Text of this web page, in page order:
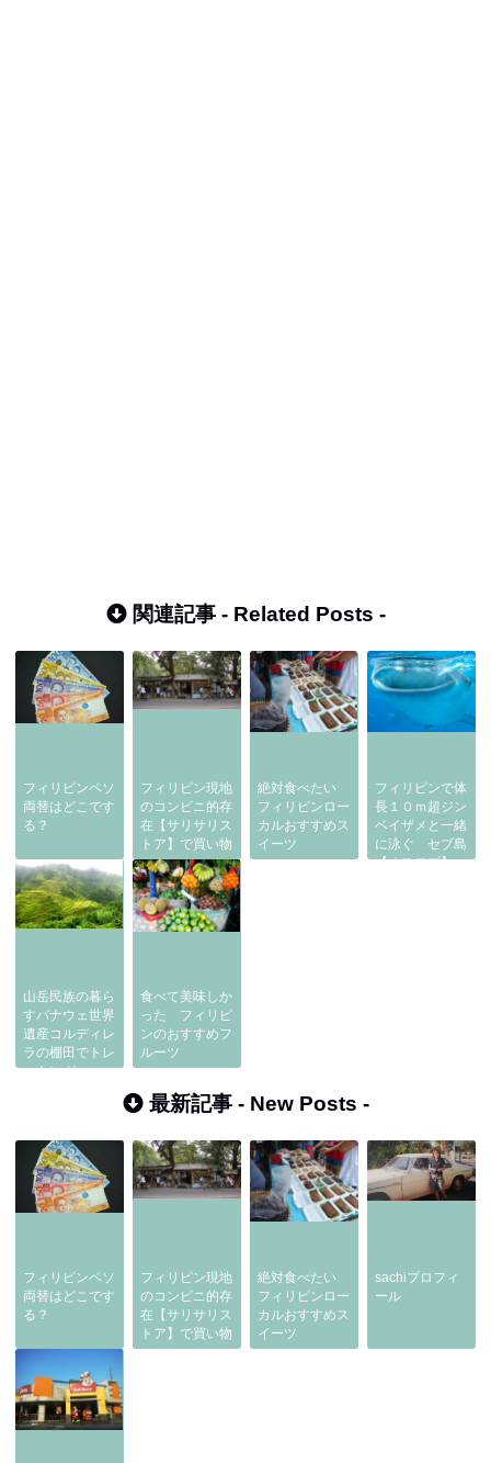
関連記事 - Related Posts -
フィリピンペソ
両替はどこです
る？
フィリピン現地
のコンビニ的存
在【サリサリス
トア】で買い物
絶対食べたい
フィリピンロー
カルおすすめス
イーツ
フィリピンで体
長１０ｍ超ジン
ベイザメと一緒
に泳ぐ セブ島
【オスロブ】
山岳民族の暮ら
すバナウェ世界
遺産コルディレ
ラの棚田でトレ
ッキング
食べて美味しか
った フィリピ
ンのおすすめフ
ルーツ
最新記事 - New Posts -
フィリピンペソ
両替はどこです
る？
フィリピン現地
のコンビニ的存
在【サリサリス
トア】で買い物
絶対食べたい
フィリピンロー
カルおすすめス
イーツ
sachiプロフィ
ール